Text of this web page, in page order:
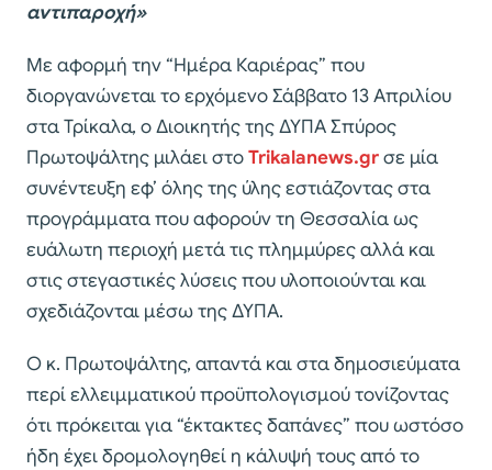
αντιπαροχή»
Με αφορμή την “Ημέρα Καριέρας” που
διοργανώνεται το ερχόμενο Σάββατο 13 Απριλίου
στα Τρίκαλα, ο Διοικητής της ΔΥΠΑ Σπύρος
Πρωτοψάλτης μιλάει στοTrikalanews.grσε μία
συνέντευξη εφ’ όλης της ύλης εστιάζοντας στα
προγράμματα που αφορούν τη Θεσσαλία ως
ευάλωτη περιοχή μετά τις πλημμύρες αλλά και
στις στεγαστικές λύσεις που υλοποιούνται και
σχεδιάζονται μέσω της ΔΥΠΑ.
Ο κ. Πρωτοψάλτης, απαντά και στα δημοσιεύματα
περί ελλειμματικού προϋπολογισμού τονίζοντας
ότι πρόκειται για “έκτακτες δαπάνες” που ωστόσο
ήδη έχει δρομολογηθεί η κάλυψή τους από το